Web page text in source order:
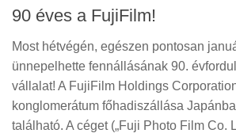
90 éves a FujiFilm!
Most hétvégén, egészen pontosan
ünnepelhette fennállásának 90.
vállalat! A FujiFilm Holdings
konglomerátum főhadiszállása
található. A céget („Fuji Photo Film Co.